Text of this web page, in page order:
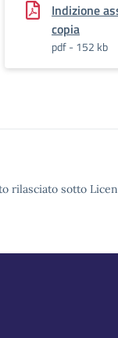
Indizione
copia
pdf - 152 kb
rilasciato sotto